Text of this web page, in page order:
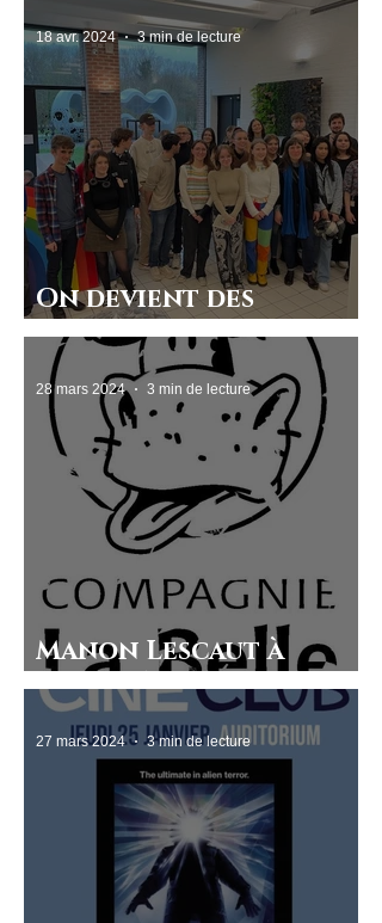
On devient des
artistes…
18 avr. 2024 3 min de lecture
Manon Lescaut à
Beaupré
28 mars 2024 3 min de lecture
27 mars 2024 3 min de lecture